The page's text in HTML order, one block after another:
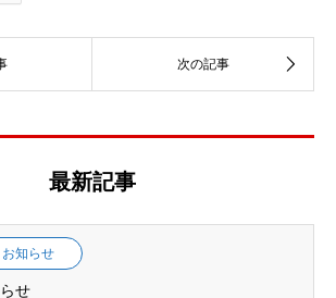
最新記事
お知らせ
せ